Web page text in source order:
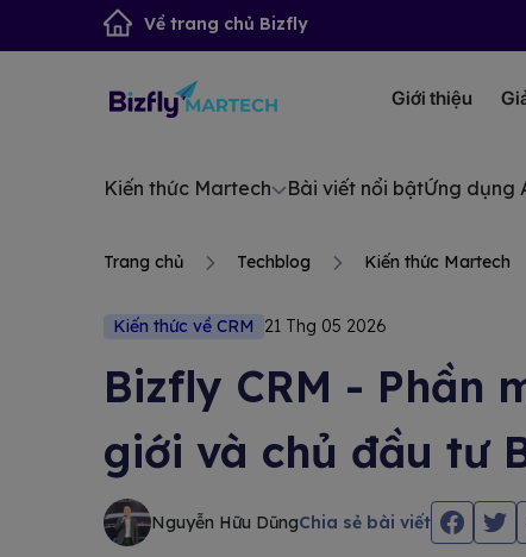
Về trang chủ Bizfly
Giới thiệu
Kiến thức Martech Bài viết nổi bậtỨng dụng
Trang chủ Techblog Kiến thức Martech
Kiến thức về CRM 21 Thg 05 2026
Bizfly CRM - Phần
giới và chủ đầu tư
Nguyễn Hữu DũngChia sẻ bài viết